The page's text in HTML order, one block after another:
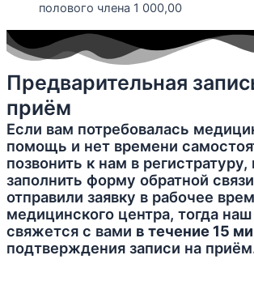
полового члена 1 000,00
Предварительная
приём
Если вам потребовалась
помощь и нет времени
позвонить к нам в
заполнить форму обратной
отправили заявку в рабочее
медицинского центра, тогда
свяжется с вами в течение 15
подтверждения записи на